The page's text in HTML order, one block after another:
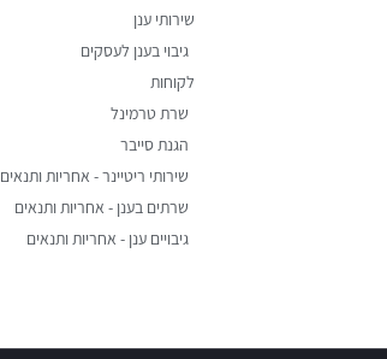
שירותי ענן
גיבוי בענן לעסקים
לקוחות
שרת טרמינל
הגנת סייבר
שירותי ריטיינר - אחריות ותנאים
שרתים בענן - אחריות ותנאים
גיבויים ענן - אחריות ותנאים